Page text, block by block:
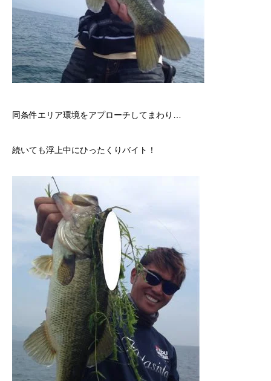
同条件エリア環境をアプローチしてまわり…
続いても浮上中にひったくりバイト！